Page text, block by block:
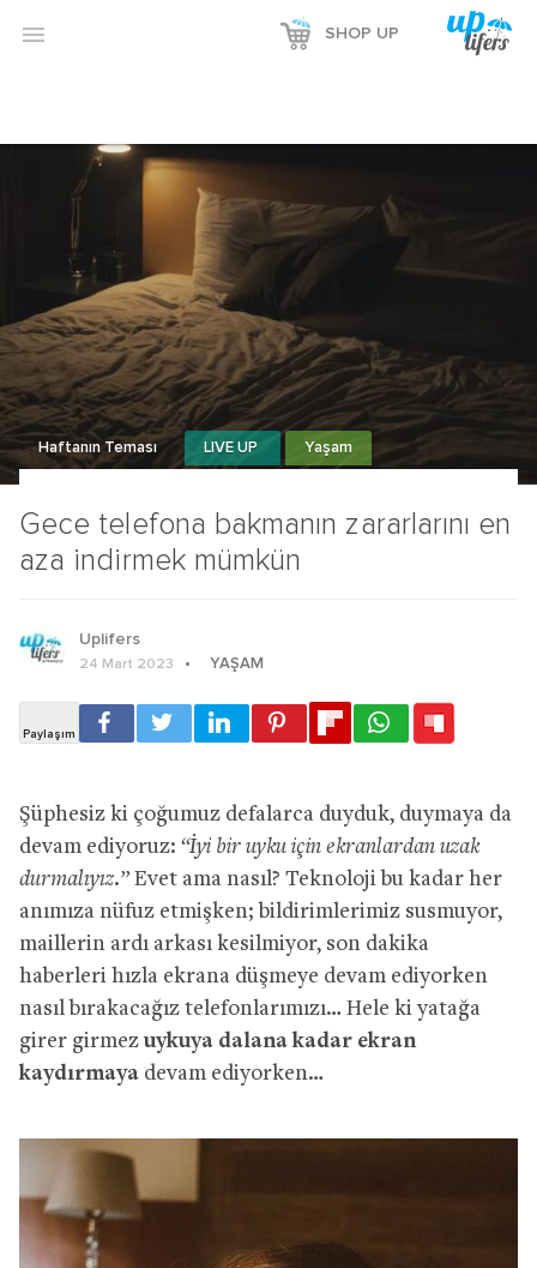
 SHOP UP
Gece telefona bakmanın zararlarını en
aza indirmek mümkün
Haftanın Teması LIVE UP Yaşam
Uplifers
24 Mart 2023 YAŞAM
Şüphesiz ki çoğumuz defalarca duyduk, duymaya da
devam ediyoruz: “İyi bir uyku için ekranlardan uzak
durmalıyız.” Evet ama nasıl? Teknoloji bu kadar her
anımıza nüfuz etmişken; bildirimlerimiz susmuyor,
maillerin ardı arkası kesilmiyor, son dakika
haberleri hızla ekrana düşmeye devam ediyorken
nasıl bırakacağız telefonlarımızı… Hele ki yatağa
girer girmezuykuya dalana kadar ekran
kaydırmaya devam ediyorken…